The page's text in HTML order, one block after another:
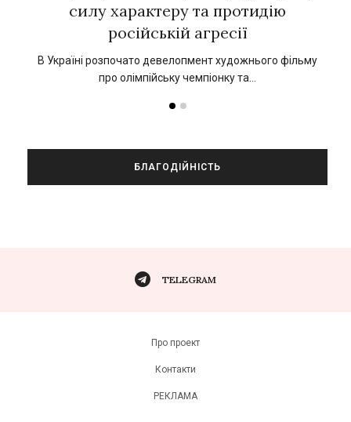
силу характеру та протидію
російській агресії
В Україні розпочато девелопмент художнього фільму
про олімпійську чемпіонку та…
БЛАГОДІЙНІСТЬ
TELEGRAM
Про проект
Контакти
РЕКЛАМА